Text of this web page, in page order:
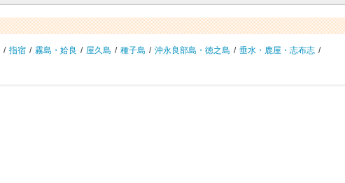
/ 指宿 / 霧島・姶良 / 屋久島 / 種子島 / 沖永良部島・徳之島 / 垂水・鹿屋・志布志 /